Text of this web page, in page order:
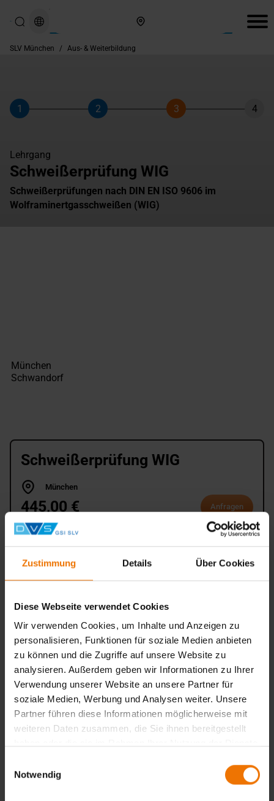
Zustimmung Details Über Cookies
Diese Webseite verwendet Cookies
Wir verwenden Cookies, um Inhalte und Anzeigen zu
personalisieren, Funktionen für soziale Medien anbieten
zu können und die Zugriffe auf unsere Website zu
analysieren. Außerdem geben wir Informationen zu Ihrer
Verwendung unserer Website an unsere Partner für
soziale Medien, Werbung und Analysen weiter. Unsere
Partner führen diese Informationen möglicherweise mit
weiteren Daten zusammen, die Sie ihnen bereitgestellt
Notwendig
SLV München / Aus- & Weiterbildung
Schritt
1
Schritt
2
Schritt
3 4
Lehrgang
Schweißerprüfung WIG
Schweißerprüfungen nach DIN EN ISO 9606 im
Wolframinertgasschweißen (WIG)
Schweißerprüfung WIG
München
445,00 € Anfragen
Schweißerprüfung WIG
445,00 €
Noch keine Auswahl getroffen